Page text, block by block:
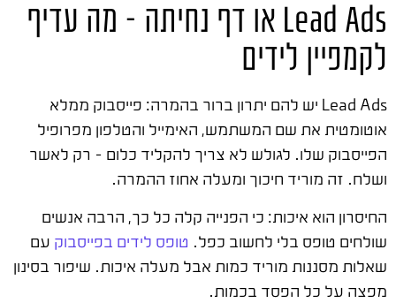
Lead Ads או דף נחיתה – מה עדיף
לקמפיין לידים
Lead Ads יש להם יתרון ברור בהמרה: פייסבוק ממלא
אוטומטית את שם המשתמש, האימייל והטלפון מפרופיל
הפייסבוק שלו. לגולש לא צריך להקליד כלום – רק לאשר
ושלח. זה מוריד חיכוך ומעלה אחוז ההמרה.
החיסרון הוא איכות: כי הפנייה קלה כל כך, הרבה אנשים
שולחים טופס בלי לחשוב כפל. טופס לידים בפייסבוק עם
שאלות מסננות מוריד כמות אבל מעלה איכות. שיפור בסינון
מפצה על כל הפסד בכמות.